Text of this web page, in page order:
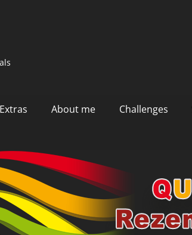
Extras About me Challenges